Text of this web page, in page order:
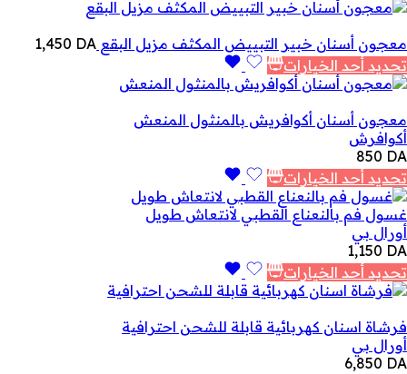
معجون أسنان خبير التبييض المكثف مزيل البقع 1,450 DA
تحديد أحد الخيارات
معجون أسنان أكوافريش بالمنثول المنعش
أكوافرش
850 DA
تحديد أحد الخيارات
غسول فم بالنعناع القطبي لانتعاش طويل
أورال بي
1,150 DA
تحديد أحد الخيارات
فرشاة اسنان كهربائية قابلة للشحن احترافية
أورال بي
6,850 DA